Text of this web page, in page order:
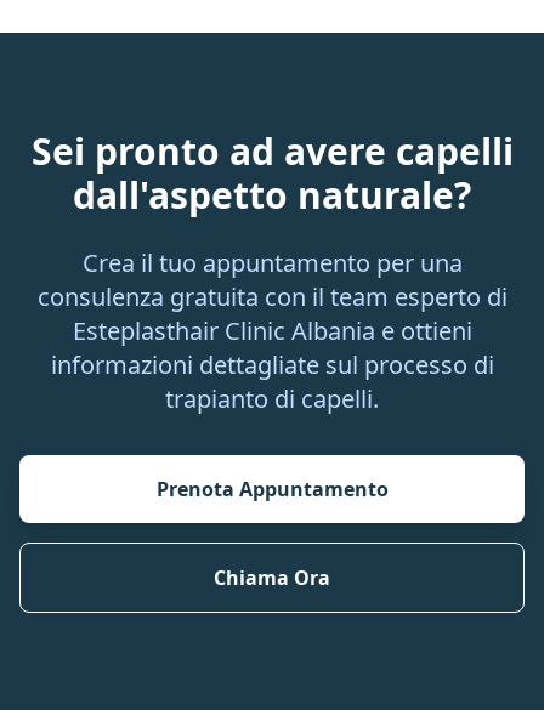
Sei pronto ad avere capelli
dall'aspetto naturale?
Crea il tuo appuntamento per una
consulenza gratuita con il team esperto di
Esteplasthair Clinic Albania e ottieni
informazioni dettagliate sul processo di
trapianto di capelli.
Prenota Appuntamento
Chiama Ora